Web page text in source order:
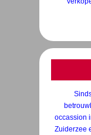
occassion
Zuiderzee